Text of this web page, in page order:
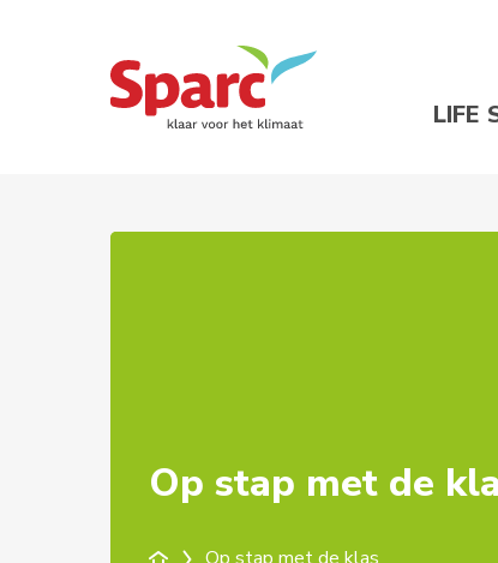
LIFE
Op stap met de